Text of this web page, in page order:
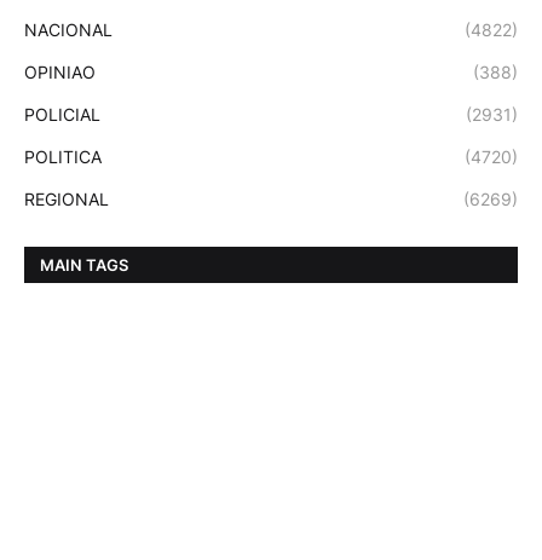
NACIONAL (4822)
OPINIAO (388)
POLICIAL (2931)
POLITICA (4720)
REGIONAL (6269)
MAIN TAGS